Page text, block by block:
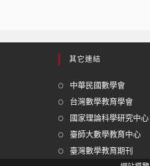
其它連結
中華民國數學會
台灣數學教育學會
國家理論科學研究中心
臺師大數學教育中心
臺灣數學教育期刊